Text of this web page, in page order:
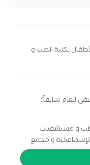
بكلية الطب و
العام سابقاً)
و مستشفيات
و مجمع